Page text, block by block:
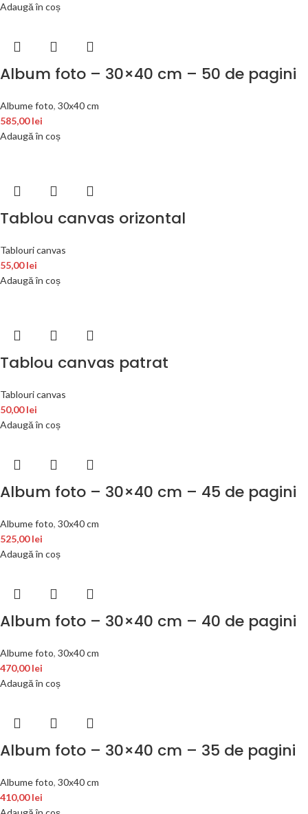
Adaugă în coș
Album foto – 30×40 cm – 50 de pagini
Albume foto, 30x40 cm
585,00lei
Adaugă în coș
Tablou canvas orizontal
Tablouri canvas
55,00lei
Adaugă în coș
Tablou canvas patrat
Tablouri canvas
50,00lei
Adaugă în coș
Album foto – 30×40 cm – 45 de pagini
Albume foto, 30x40 cm
525,00lei
Adaugă în coș
Album foto – 30×40 cm – 40 de pagini
Albume foto, 30x40 cm
470,00lei
Adaugă în coș
Album foto – 30×40 cm – 35 de pagini
Albume foto, 30x40 cm
410,00lei